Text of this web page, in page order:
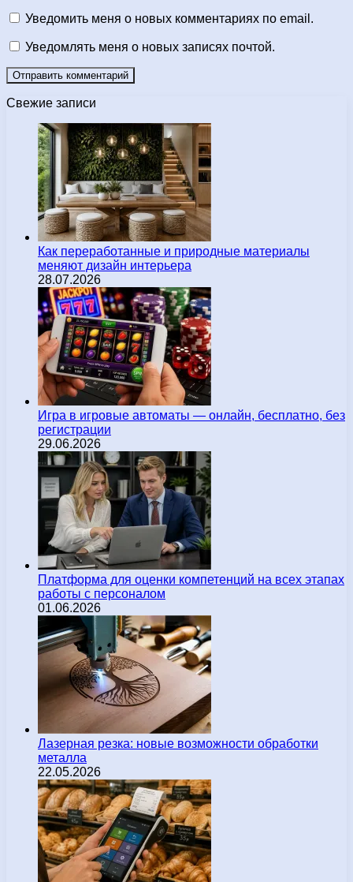
Уведомить меня о новых комментариях по email.
Уведомлять меня о новых записях почтой.
Свежие записи
Как переработанные и природные материалы
меняют дизайн интерьера
28.07.2026
Игра в игровые автоматы — онлайн, бесплатно, без
регистрации
29.06.2026
Платформа для оценки компетенций на всех этапах
работы с персоналом
01.06.2026
Лазерная резка: новые возможности обработки
металла
22.05.2026